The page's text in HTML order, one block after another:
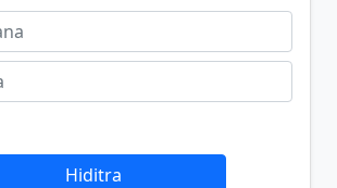
Hiditra